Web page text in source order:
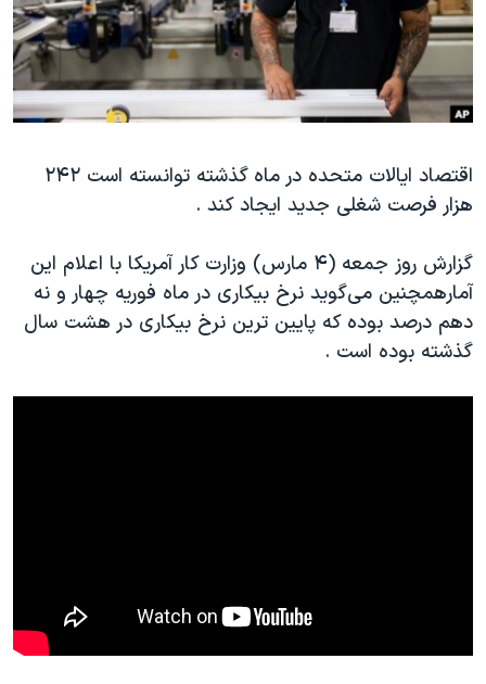
فرهنگ و زندگی
حقوق شهروندی
اقتصادی
اسرائیل در جنگ
گالری عکس
آرشیو پخش زنده
مستندها
انتخابات ریاست جمهوری آمریکا ۲۰۲۴
حمله جمهوری اسلامی به اسرائیل
ورزش زنان در ایران
اعتراضات زن، زندگی، آزادی
مجموعه مستندهای دادخواهی
تریبونال مردمی آبان ۹۸
دادگاه حمید نوری
دنبال کنید
زبانهای مختلف
اقتصاد ایالات متحده در ماه گذشته توانسته است ۲۴۲
هزار فرصت شغلی جدید ایجاد کند .
گزارش روز جمعه (۴ مارس) وزارت کار آمریکا با اعلام این
آمارهمچنین می‌گوید نرخ بیکاری در ماه فوریه چهار و نه
دهم درصد بوده که پایین ترین نرخ بیکاری در هشت سال
گذشته بوده است .